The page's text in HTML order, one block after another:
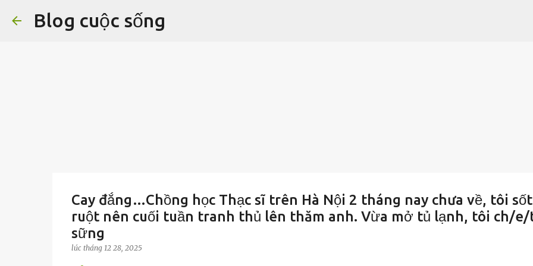
Blog cuộc sống
Cay đắng…Chồng học Thạc sĩ trên Hà Nội 2 tháng nay chưa về, tôi sốt
ruột nên cuối tuần tranh thủ lên thăm anh. Vừa mở tủ lạnh, tôi ch/
sững
lúc tháng 12 28, 2025